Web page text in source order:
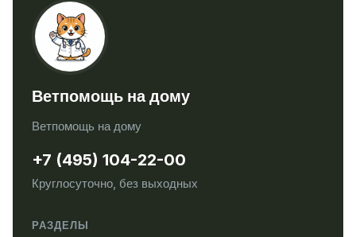
Ветпомощь на дому
Ветпомощь на дому
+7 (495) 104-22-00
Круглосуточно, без выходных
РАЗДЕЛЫ